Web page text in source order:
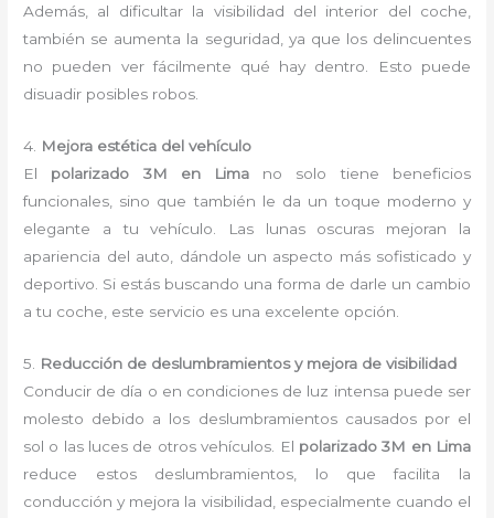
Además, al dificultar la visibilidad del interior del coche,
también se aumenta la seguridad, ya que los delincuentes
no pueden ver fácilmente qué hay dentro. Esto puede
disuadir posibles robos.
4. Mejora estética del vehículo
El polarizado 3M en Lima no solo tiene beneficios
funcionales, sino que también le da un toque moderno y
elegante a tu vehículo. Las lunas oscuras mejoran la
apariencia del auto, dándole un aspecto más sofisticado y
deportivo. Si estás buscando una forma de darle un cambio
a tu coche, este servicio es una excelente opción.
5.
Reducción de deslumbramientos y mejora de visibilidad
Conducir de día o en condiciones de luz intensa puede ser
molesto debido a los deslumbramientos causados por el
sol o las luces de otros vehículos. El polarizado 3M en Lima
reduce estos deslumbramientos, lo que facilita la
conducción y mejora la visibilidad, especialmente cuando el